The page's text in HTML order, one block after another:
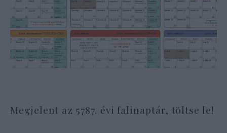
Megjelent az 5787. évi falinaptár, töltse le!